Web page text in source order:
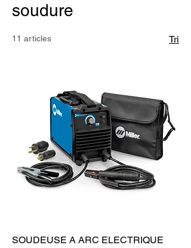
soudure
11 articles Tri
SOUDEUSE A ARC ELECTRIQUE